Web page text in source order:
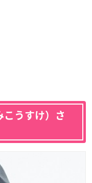
こうすけ）さ